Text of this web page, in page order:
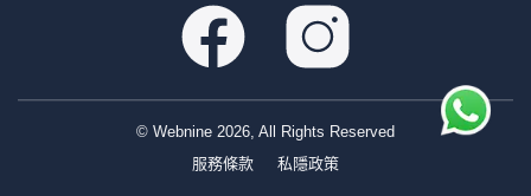
© Webnine 2026, All Rights Reserved
服務條款
私隱政策